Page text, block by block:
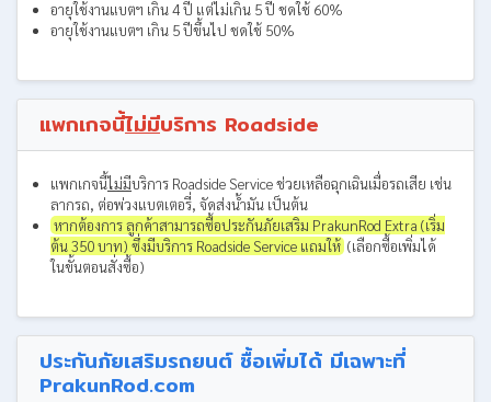
อายุใช้งานแบตฯ เกิน 4 ปี แต่ไม่เกิน 5 ปี ชดใช้ 60%
อายุใช้งานแบตฯ เกิน 5 ปีขึ้นไป ชดใช้ 50%
แพกเกจนี้ไม่มีบริการ Roadside
แพกเกจนี้ไม่มีบริการ Roadside Service ช่วยเหลือฉุกเฉินเมื่อรถเสีย เช่น
ลากรถ, ต่อพ่วงแบตเตอรี่, จัดส่งน้ำมัน เป็นต้น
หากต้องการ ลูกค้าสามารถซื้อประกันภัยเสริม PrakunRod Extra (เริ่ม
ต้น 350 บาท) ซึ่งมีบริการ Roadside Service แถมให้ (เลือกซื้อเพิ่มได้
ในขั้นตอนสั่งซื้อ)
ประกันภัยเสริมรถยนต์ ซื้อเพิ่มได้ มีเฉพาะที่
PrakunRod.com